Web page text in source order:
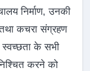
निर्माण, उनकी
तथा कचरा संग्रहण
स्वच्छता के सभी
करने को